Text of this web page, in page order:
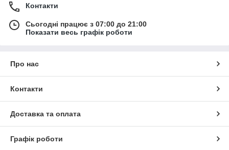
Контакти
Сьогодні працює з 07:00 до 21:00
Показати весь графік роботи
Про нас
Контакти
Доставка та оплата
Графік роботи